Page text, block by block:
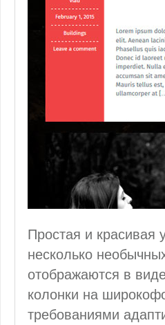
Простая и
несколько
отображаются в
колонки на
требованиями